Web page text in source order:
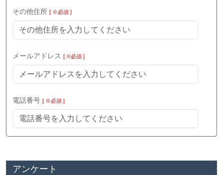
その他住所 [ ※必須 ]
メールアドレス [ ※必須 ]
電話番号 [ ※必須 ]
アンケート